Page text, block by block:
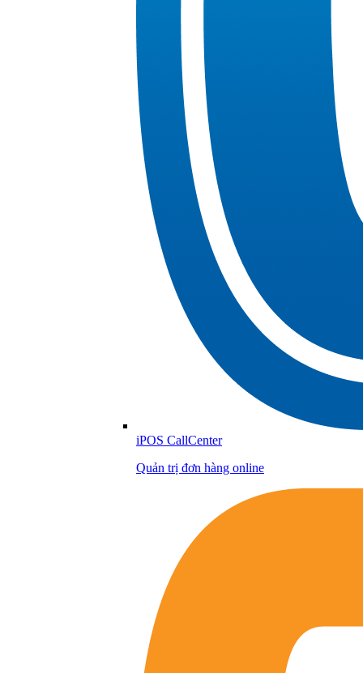
iPOS CallCenter
Quản trị đơn hàng online